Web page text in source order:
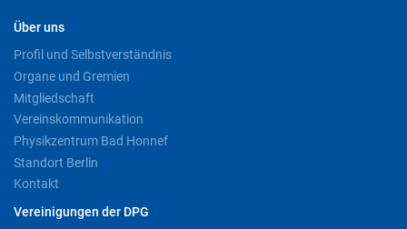
Über uns
Profil und Selbstverständnis
Organe und Gremien
Mitgliedschaft
Vereinskommunikation
Physikzentrum Bad Honnef
Standort Berlin
Kontakt
Vereinigungen der DPG